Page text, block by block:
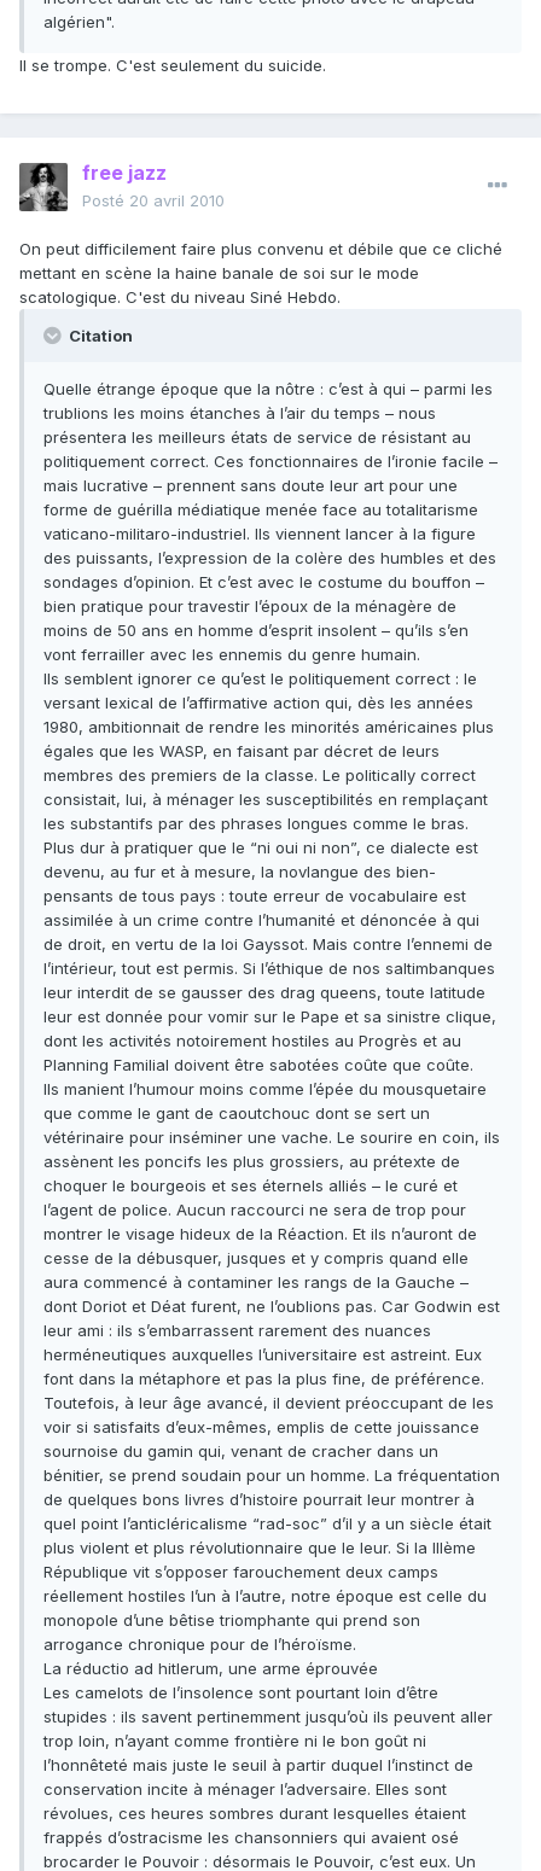
algérien".
Il se trompe. C'est seulement du suicide.
free jazz
Posté 20 avril 2010
On peut difficilement faire plus convenu et débile que ce cliché
mettant en scène la haine banale de soi sur le mode
scatologique. C'est du niveau Siné Hebdo.
Citation
Quelle étrange époque que la nôtre : c’est à qui – parmi les
trublions les moins étanches à l’air du temps – nous
présentera les meilleurs états de service de résistant au
politiquement correct. Ces fonctionnaires de l’ironie facile –
mais lucrative – prennent sans doute leur art pour une
forme de guérilla médiatique menée face au totalitarisme
vaticano-militaro-industriel. Ils viennent lancer à la figure
des puissants, l’expression de la colère des humbles et des
sondages d’opinion. Et c’est avec le costume du bouffon –
bien pratique pour travestir l’époux de la ménagère de
moins de 50 ans en homme d’esprit insolent – qu’ils s’en
vont ferrailler avec les ennemis du genre humain.
Ils semblent ignorer ce qu’est le politiquement correct : le
versant lexical de l’affirmative action qui, dès les années
1980, ambitionnait de rendre les minorités américaines plus
égales que les WASP, en faisant par décret de leurs
membres des premiers de la classe. Le politically correct
consistait, lui, à ménager les susceptibilités en remplaçant
les substantifs par des phrases longues comme le bras.
Plus dur à pratiquer que le “ni oui ni non”, ce dialecte est
devenu, au fur et à mesure, la novlangue des bien-
pensants de tous pays : toute erreur de vocabulaire est
assimilée à un crime contre l’humanité et dénoncée à qui
de droit, en vertu de la loi Gayssot. Mais contre l’ennemi de
l’intérieur, tout est permis. Si l’éthique de nos saltimbanques
leur interdit de se gausser des drag queens, toute latitude
leur est donnée pour vomir sur le Pape et sa sinistre clique,
dont les activités notoirement hostiles au Progrès et au
Planning Familial doivent être sabotées coûte que coûte.
Ils manient l’humour moins comme l’épée du mousquetaire
que comme le gant de caoutchouc dont se sert un
vétérinaire pour inséminer une vache. Le sourire en coin, ils
assènent les poncifs les plus grossiers, au prétexte de
choquer le bourgeois et ses éternels alliés – le curé et
l’agent de police. Aucun raccourci ne sera de trop pour
montrer le visage hideux de la Réaction. Et ils n’auront de
cesse de la débusquer, jusques et y compris quand elle
aura commencé à contaminer les rangs de la Gauche –
dont Doriot et Déat furent, ne l’oublions pas. Car Godwin est
leur ami : ils s’embarrassent rarement des nuances
herméneutiques auxquelles l’universitaire est astreint. Eux
font dans la métaphore et pas la plus fine, de préférence.
Toutefois, à leur âge avancé, il devient préoccupant de les
voir si satisfaits d’eux-mêmes, emplis de cette jouissance
sournoise du gamin qui, venant de cracher dans un
bénitier, se prend soudain pour un homme. La fréquentation
de quelques bons livres d’histoire pourrait leur montrer à
quel point l’anticléricalisme “rad-soc” d’il y a un siècle était
plus violent et plus révolutionnaire que le leur. Si la IIIème
République vit s’opposer farouchement deux camps
réellement hostiles l’un à l’autre, notre époque est celle du
monopole d’une bêtise triomphante qui prend son
arrogance chronique pour de l’héroïsme.
La réductio ad hitlerum, une arme éprouvée
Les camelots de l’insolence sont pourtant loin d’être
stupides : ils savent pertinemment jusqu’où ils peuvent aller
trop loin, n’ayant comme frontière ni le bon goût ni
l’honnêteté mais juste le seuil à partir duquel l’instinct de
conservation incite à ménager l’adversaire. Elles sont
révolues, ces heures sombres durant lesquelles étaient
frappés d’ostracisme les chansonniers qui avaient osé
brocarder le Pouvoir : désormais le Pouvoir, c’est eux. Un